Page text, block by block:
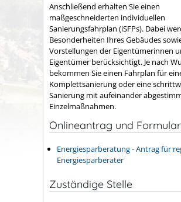
Anschließend erhalten Sie einen
maßgeschneiderten individuellen
Sanierungsfahrplan (iSFPs). Dabei
Besonderheiten Ihres Gebäudes
Vorstellungen der Eigentümerinnen
Eigentümer berücksichtigt. Je nach
bekommen Sie einen Fahrplan für
Komplettsanierung oder eine
Sanierung mit aufeinander
Einzelmaßnahmen.
Onlineantrag und
Energiesparberatung - Antrag für
Energiesparberater
Zuständige Stelle